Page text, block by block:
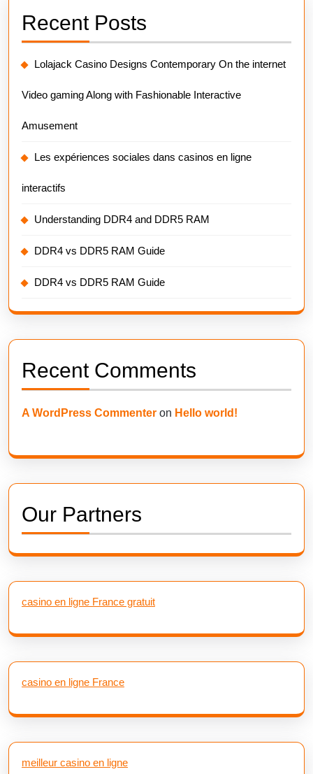
Recent Posts
Lolajack Casino Designs Contemporary On the internet
Video gaming Along with Fashionable Interactive
Amusement
Les expériences sociales dans casinos en ligne
interactifs
Understanding DDR4 and DDR5 RAM
DDR4 vs DDR5 RAM Guide
DDR4 vs DDR5 RAM Guide
Recent Comments
A WordPress Commenter on Hello world!
Our Partners
casino en ligne France gratuit
casino en ligne France
meilleur casino en ligne